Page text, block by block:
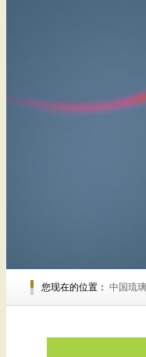
您现在的位置： 中国琉